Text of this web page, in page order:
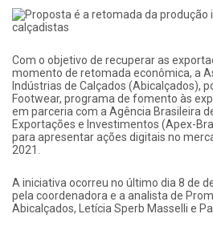
Com o objetivo de recuperar as
momento de retomada econômica, a
Indústrias de Calçados (Abicalçados),
Footwear, programa de fomento às
em parceria com a Agência Brasileira
Exportações e Investimentos (Apex-
para apresentar ações digitais no
2021.
A iniciativa ocorreu no último dia 8 de
pela coordenadora e a analista de
Abicalçados, Letícia Sperb Masselli e